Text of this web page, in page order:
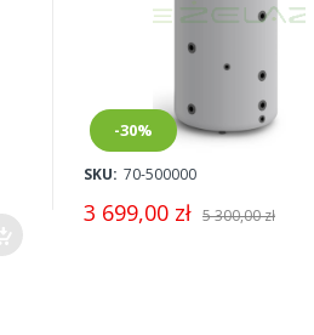
-30%
SKU: 70-500000
3 699,00 zł 5 300,00 zł